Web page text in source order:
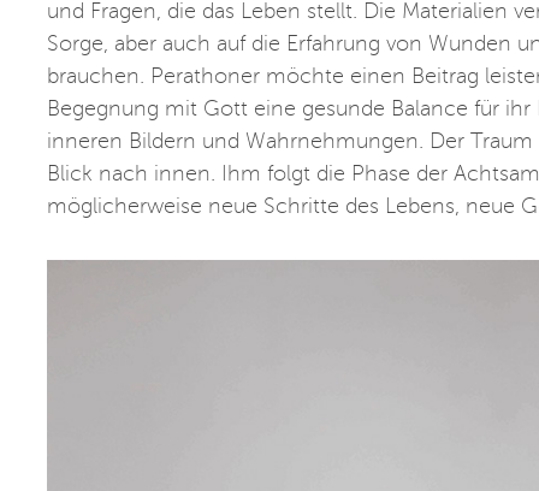
und Fragen, die das Leben stellt. Die Materialien
Sorge, aber auch auf die Erfahrung von Wunden
brauchen. Perathoner möchte einen Beitrag
Begegnung mit Gott eine gesunde Balance für
inneren Bildern und Wahrnehmungen. Der
Blick nach innen. Ihm folgt die Phase der
möglicherweise neue Schritte des Lebens, neue